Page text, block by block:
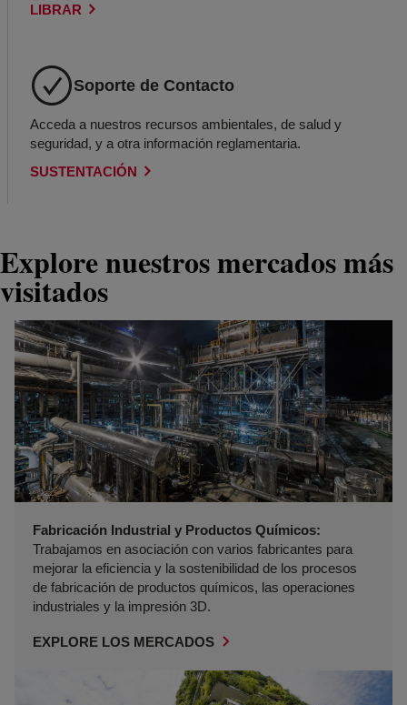
LIBRAR
Soporte de Contacto
Acceda a nuestros recursos ambientales, de salud y
seguridad, y a otra información reglamentaria.
SUSTENTACIÓN
Explore nuestros mercados más
visitados
Fabricación Industrial y Productos Químicos:
Trabajamos en asociación con varios fabricantes para
mejorar la eficiencia y la sostenibilidad de los procesos
de fabricación de productos químicos, las operaciones
industriales y la impresión 3D.
EXPLORE LOS MERCADOS